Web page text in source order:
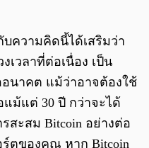
ความคิดนี้ได้เสริมว่า
เวลาที่ต่อเนื่อง เป็น
นาคต แม้ว่าอาจต้องใช้
แม้แต่ 30 ปี กว่าจะได้
สะสม Bitcoin อย่างต่อ
ร์ตของคุณ หาก Bitcoin